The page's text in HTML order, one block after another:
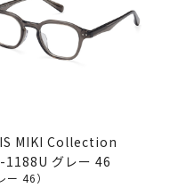
MIKI Collection
1188U グレー 46
ー 46）